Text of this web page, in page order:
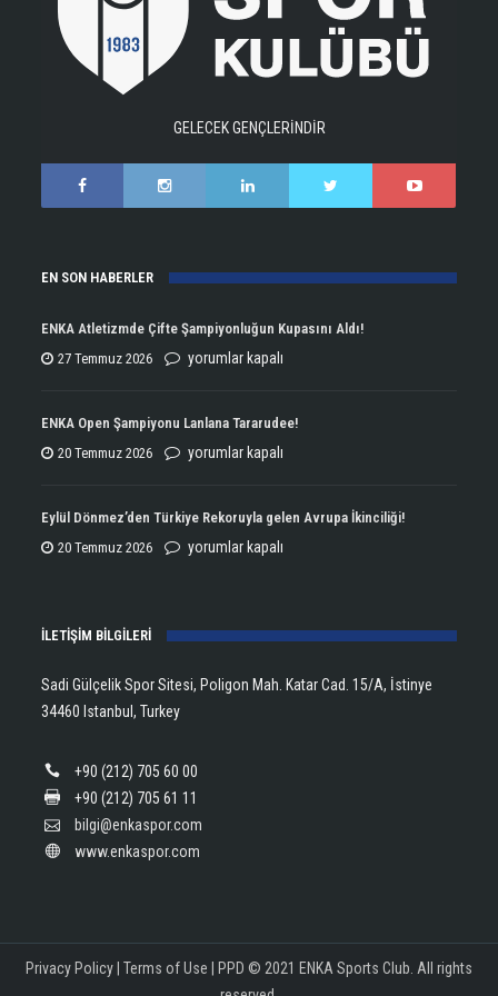
GELECEK GENÇLERİNDİR
EN SON HABERLER
ENKA Atletizmde Çifte Şampiyonluğun Kupasını Aldı!
27 Temmuz 2026
ENKA
Çifte
Şampiyonluğun
yorumlar kapalı
ENKA Open Şampiyonu Lanlana Tararudee!
20 Temmuz 2026
ENKA
Şampiyonu
Lanlana
yorumlar kapalı
Eylül Dönmez’den Türkiye Rekoruyla gelen Avrupa İkinciliği!
20 Temmuz 2026
Eylül
Rekoruyla
Avrupa
yorumlar kapalı
İLETİŞİM BİLGİLERİ
Sadi Gülçelik Spor Sitesi, Poligon Mah. Katar Cad. 15/A, İstinye
34460 Istanbul, Turkey
+90 (212) 705 60 00
+90 (212) 705 61 11
bilgi@enkaspor.com
www.enkaspor.com
Privacy Policy| Terms of Use | PPD © 2021 ENKA Sports Club. All rights